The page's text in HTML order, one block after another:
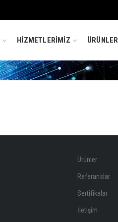
HİZMETLERİMİZ ÜRÜNLER
Ürünler
Referanslar
Sertifikalar
İletişim